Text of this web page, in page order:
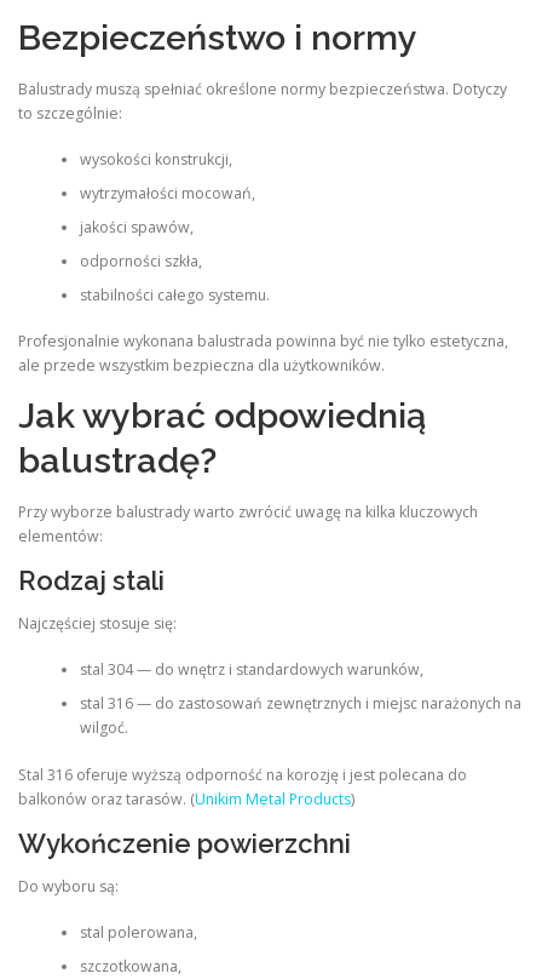
Bezpieczeństwo i normy
Balustrady muszą spełniać określone normy bezpieczeństwa. Dotyczy
to szczególnie:
wysokości konstrukcji,
wytrzymałości mocowań,
jakości spawów,
odporności szkła,
stabilności całego systemu.
Profesjonalnie wykonana balustrada powinna być nie tylko estetyczna,
ale przede wszystkim bezpieczna dla użytkowników.
Jak wybrać odpowiednią
balustradę?
Przy wyborze balustrady warto zwrócić uwagę na kilka kluczowych
elementów:
Rodzaj stali
Najczęściej stosuje się:
stal 304 — do wnętrz i standardowych warunków,
stal 316 — do zastosowań zewnętrznych i miejsc narażonych na
wilgoć.
Stal 316 oferuje wyższą odporność na korozję i jest polecana do
balkonów oraz tarasów. (Unikim Metal Products)
Wykończenie powierzchni
Do wyboru są:
stal polerowana,
szczotkowana,